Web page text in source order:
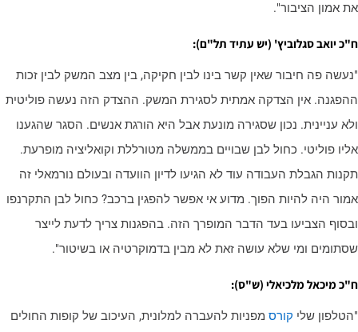
אמון הציבור".
יואב סגלוביץ' (יש עתיד תל"ם):
פה חיבור שאין קשר בינו לבין חקיקה, בין מצב המשק לבין זכות
אין הצדקה אמתית לסגירת המשק. ההצדק הזה נעשה פוליטית
עניינית. נכון שסגירה מונעת אבל היא הורגת אנשים. הסגר שהגענו
פוליטי. כחול לבן שבויים בממשלה מטורללת וקואליציה מופרעת.
הגבלת העבודה עוד לא הגיעו לדיון הוועדה ובעולם נורמאלי זה
היה להיות הפוך. מדוע אי אפשר להפגין ברכב? כחול לבן התקרנפו
הצביעו בעד הדבר המופרך הזה. בהפגנות צריך לדעת לייצר
ומי שלא עושה זאת לא מבין בדמוקרטיה או בשיטור".
מיכאל מלכיאלי (ש"ס):
שליקורסמפניות להעברה למלונית, העיכוב של קופות החולים